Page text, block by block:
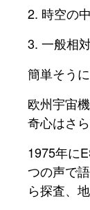
2. 時空の
3. 一般相
簡単そう
欧州宇宙
奇心はさ
1975年に
つの声で
ら探査、